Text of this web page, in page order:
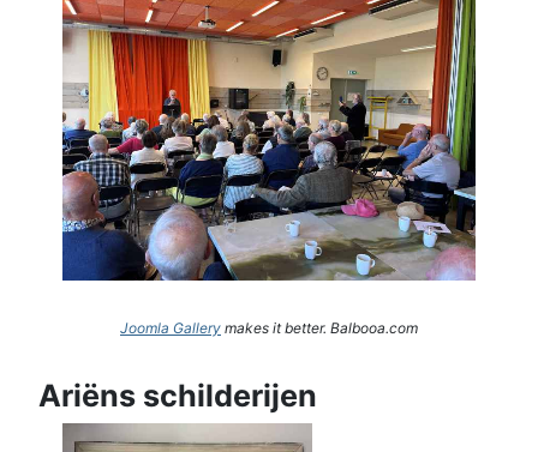
Joomla Gallery makes it better. Balbooa.com
Ariëns schilderijen